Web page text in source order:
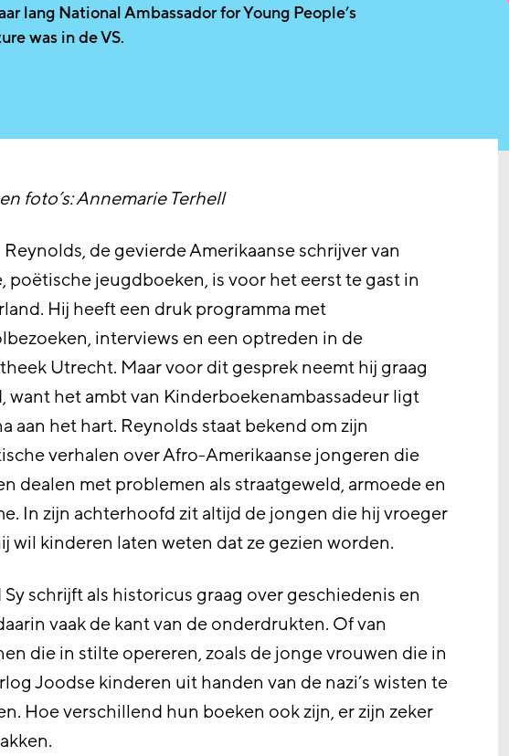
lang National Ambassador for Young People’s
was in de VS.
foto’s: Annemarie Terhell
Reynolds, de gevierde Amerikaanse schrijver van
poëtische jeugdboeken, is voor het eerst te gast in
Hij heeft een druk programma met
interviews en een optreden in de
Utrecht. Maar voor dit gesprek neemt hij graag
want het ambt van Kinderboekenambassadeur ligt
aan het hart. Reynolds staat bekend om zijn
verhalen over Afro-Amerikaanse jongeren die
dealen met problemen als straatgeweld, armoede en
In zijn achterhoofd zit altijd de jongen die hij vroeger
wil kinderen laten weten dat ze gezien worden.
schrijft als historicus graag over geschiedenis en
vaak de kant van de onderdrukten. Of van
die in stilte opereren, zoals de jonge vrouwen die in
Joodse kinderen uit handen van de nazi’s wisten te
Hoe verschillend hun boeken ook zijn, er zijn zeker